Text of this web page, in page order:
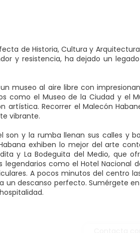
de Historia, Cultura y
y resistencia, ha dejado un
museo al aire libre con
como el Museo de la Ciudad y el
Recorrer el Malecón
vibrante.
son y la rumba llenan sus calles y
exhiben lo mejor del arte
y La Bodeguita del Medio, que
legendarios como el Hotel Nacional
A pocos minutos del centro
un descanso perfecto. Sumérgete